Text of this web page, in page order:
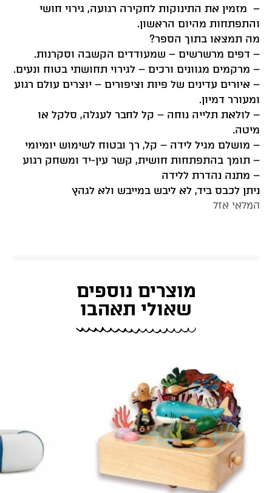
– מזמין את התינוקות לחקירה רגועה, גירוי חושי
והתפתחות מהיום הראשון.
מה תמצאו בתוך הספר?
– דפים מרשרשים – שמעודדים הקשבה וסקרנות.
– מרקמים מגוונים ורכים – לגירוי תחושתי בטוח ונעים.
– איורים עדינים של פיות וציפורים – יוצרים עולם רגוע
ומעורר דמיון.
– לולאת תלייה נוחה – קל לחבר לעגלה, סלקל או
מיטה.
– מושלם מגיל לידה – קל, רך ובטוח לשימוש יומיומי
– תומך בהתפתחות חושית, קשר עין-יד ומשחק רגוע
– מתנה נהדרת ללידה
ניתן לכבס ביד, לא ליבש במייבש ולא לגהץ
המלאי אזל
מוצרים נוספים
שאולי תאהבו